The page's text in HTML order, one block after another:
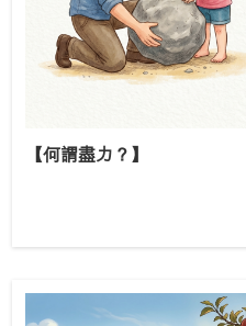
【何謂盡力？】